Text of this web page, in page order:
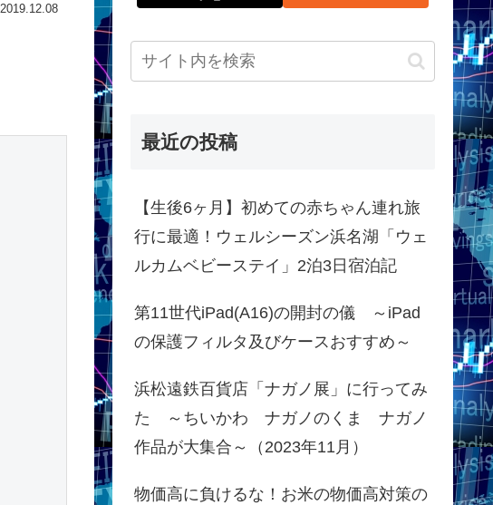
2019.12.08
最近の投稿
【生後6ヶ月】初めての赤ちゃん連れ旅
行に最適！ウェルシーズン浜名湖「ウェ
ルカムベビーステイ」2泊3日宿泊記
第11世代iPad(A16)の開封の儀 ～iPad
の保護フィルタ及びケースおすすめ～
浜松遠鉄百貨店「ナガノ展」に行ってみ
た ～ちいかわ ナガノのくま ナガノ
作品が大集合～（2023年11月）
物価高に負けるな！お米の物価高対策の